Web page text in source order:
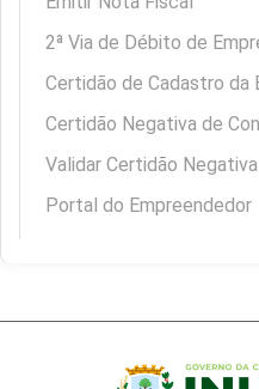
2ª Via de Débito de
Certidão de Cadastro da
Certidão Negativa de
Validar Certidão
Portal do Empreendedor